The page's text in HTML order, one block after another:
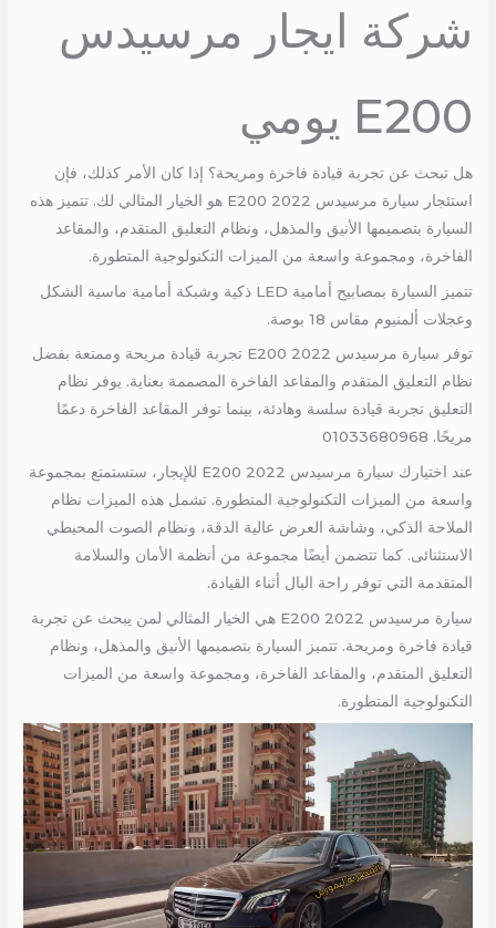
شركة ايجار مرسيدس
E200 يومي
هل تبحث عن تجربة قيادة فاخرة ومريحة؟ إذا كان الأمر كذلك، فإن
استئجار سيارة مرسيدس E200 2022 هو الخيار المثالي لك. تتميز هذه
السيارة بتصميمها الأنيق والمذهل، ونظام التعليق المتقدم، والمقاعد
الفاخرة، ومجموعة واسعة من الميزات التكنولوجية المتطورة.
تتميز السيارة بمصابيح أمامية LED ذكية وشبكة أمامية ماسية الشكل
وعجلات ألمنيوم مقاس 18 بوصة.
توفر سيارة مرسيدس E200 2022 تجربة قيادة مريحة وممتعة بفضل
نظام التعليق المتقدم والمقاعد الفاخرة المصممة بعناية. يوفر نظام
التعليق تجربة قيادة سلسة وهادئة، بينما توفر المقاعد الفاخرة دعمًا
مريحًا. 01033680968
عند اختيارك سيارة مرسيدس E200 2022 للإيجار، ستستمتع بمجموعة
واسعة من الميزات التكنولوجية المتطورة. تشمل هذه الميزات نظام
الملاحة الذكي، وشاشة العرض عالية الدقة، ونظام الصوت المحيطي
الاستثنائى. كما تتضمن أيضًا مجموعة من أنظمة الأمان والسلامة
المتقدمة التي توفر راحة البال أثناء القيادة.
سيارة مرسيدس E200 2022 هي الخيار المثالي لمن يبحث عن تجربة
قيادة فاخرة ومريحة. تتميز السيارة بتصميمها الأنيق والمذهل، ونظام
التعليق المتقدم، والمقاعد الفاخرة، ومجموعة واسعة من الميزات
التكنولوجية المتطورة.